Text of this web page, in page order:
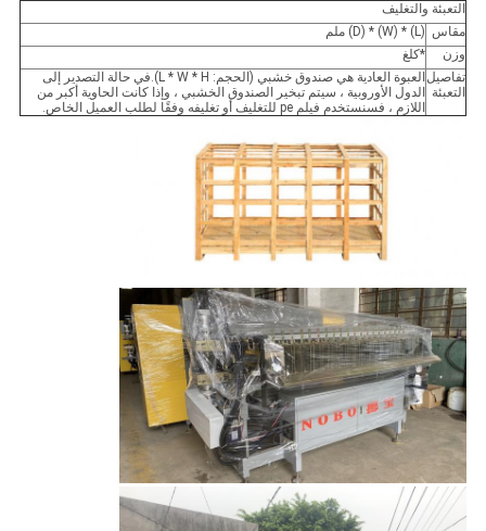
التعبئة والتغليف
مقاس (L) * (W) * (D) ملم
وزن
*كلغ
تفاصيل
التعبئة
العبوة العادية هي صندوق خشبي (الحجم: L * W * H).في حالة التصدير إلى
الدول الأوروبية ، سيتم تبخير الصندوق الخشبي ، وإذا كانت الحاوية أكبر من
اللازم ، فسنستخدم فيلم pe للتغليف أو تغليفه وفقًا لطلب العميل الخاص.